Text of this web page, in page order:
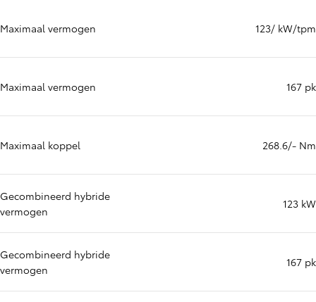
Maximaal vermogen 123/ kW/tpm
Maximaal vermogen 167 pk
Maximaal koppel 268.6/- Nm
Gecombineerd hybride
vermogen
123 kW
Gecombineerd hybride
vermogen
167 pk